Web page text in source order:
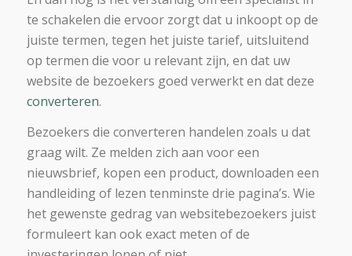
te schakelen die ervoor zorgt dat u inkoopt op de
juiste termen, tegen het juiste tarief, uitsluitend
op termen die voor u relevant zijn, en dat uw
website de bezoekers goed verwerkt en dat deze
converteren.
Bezoekers die converteren handelen zoals u dat
graag wilt. Ze melden zich aan voor een
nieuwsbrief, kopen een product, downloaden een
handleiding of lezen tenminste drie pagina’s. Wie
het gewenste gedrag van websitebezoekers juist
formuleert kan ook exact meten of de